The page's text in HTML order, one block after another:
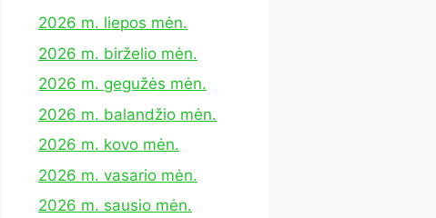
2026 m. liepos mėn.
2026 m. birželio mėn.
2026 m. gegužės mėn.
2026 m. balandžio mėn.
2026 m. kovo mėn.
2026 m. vasario mėn.
2026 m. sausio mėn.